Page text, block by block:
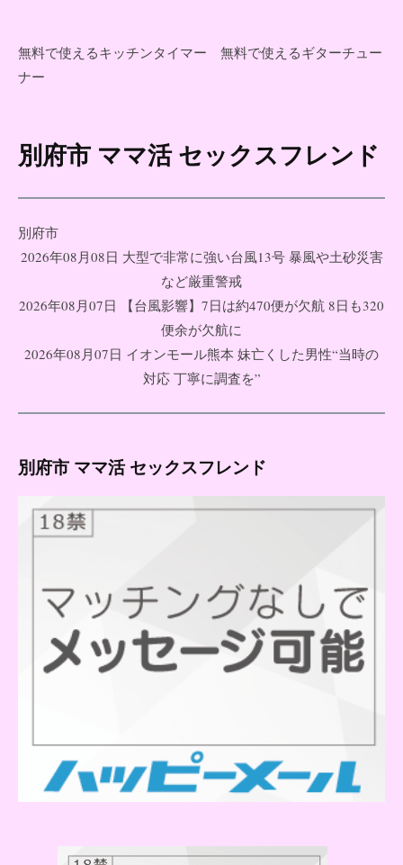
無料で使えるキッチンタイマー
無料で使えるギターチュー
ナー
コ
テ
ン
別府市 ママ活 セックスフレンド
別府市
2026年08月08日 大型で非常に強い台風13号 暴風や土砂災害
など厳重警戒
2026年08月07日 【台風影響】7日は約470便が欠航 8日も320
便余が欠航に
2026年08月07日 イオンモール熊本 妹亡くした男性“当時の
対応 丁寧に調査を”
別府市 ママ活 セックスフレンド